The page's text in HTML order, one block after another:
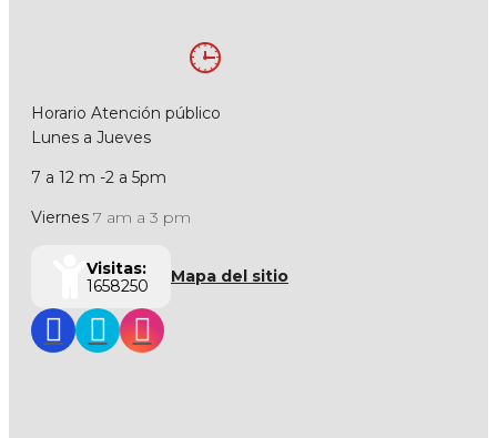
Horario Atención público
Lunes a Jueves
7 a 12 m -2 a 5pm
Viernes 7 am a 3 pm
Visitas:
1658250
Mapa del sitio